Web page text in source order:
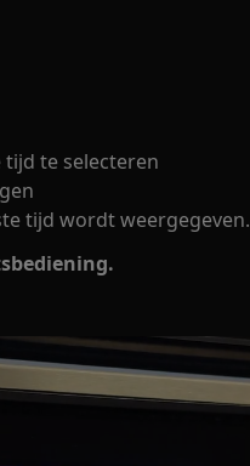
te selecteren
tijd wordt weergegeven.